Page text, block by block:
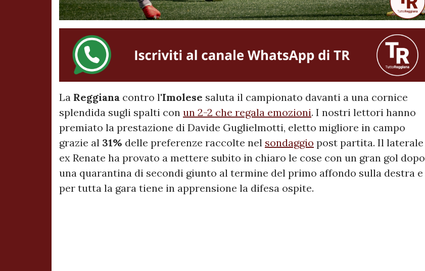
La Reggiana contro l'Imolese saluta il campionato davanti a una cornice
splendida sugli spalti con un 2-2 che regala emozioni. I nostri lettori hanno
premiato la prestazione di Davide Guglielmotti, eletto migliore in campo
grazie al 31% delle preferenze raccolte nel sondaggio post partita. Il laterale
ex Renate ha provato a mettere subito in chiaro le cose con un gran gol dopo
una quarantina di secondi giunto al termine del primo affondo sulla destra e
per tutta la gara tiene in apprensione la difesa ospite.